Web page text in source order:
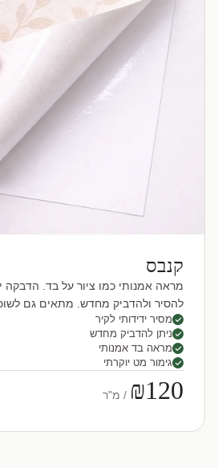
קנבס
מראה אמנותי כמו ציור על בד. הדבקה
להסיר ולהדביק מחדש. מתאים גם
מסיר ידידותי לקיר
ניתן להדביק מחדש
מראה בד אמנותי
גימור מט יוקרתי
₪120 / מ"ר